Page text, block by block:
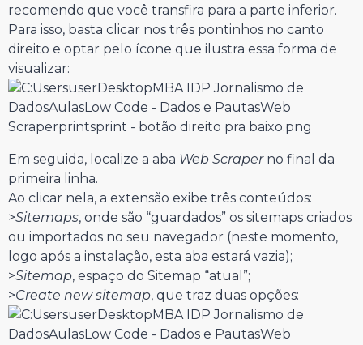
recomendo que você transfira para a parte inferior.
Para isso, basta clicar nos três pontinhos no canto
direito e optar pelo ícone que ilustra essa forma de
visualizar:
Em seguida, localize a aba Web Scraperno final da
primeira linha.
Ao clicar nela, a extensão exibe três conteúdos:
>Sitemaps, onde são “guardados” os sitemaps criados
ou importados no seu navegador (neste momento,
logo após a instalação, esta aba estará vazia);
>Sitemap, espaço do Sitemap “atual”;
>Create new sitemap, que traz duas opções: